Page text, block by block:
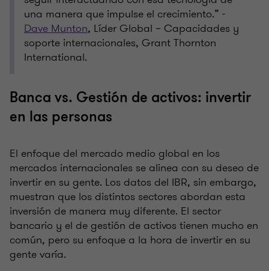
una manera que impulse el crecimiento.” -
Dave Munton, Líder Global – Capacidades y
soporte internacionales, Grant Thornton
International.
Banca vs. Gestión de activos: invertir
en las personas
El enfoque del mercado medio global en los
mercados internacionales se alinea con su deseo de
invertir en su gente. Los datos del IBR, sin embargo,
muestran que los distintos sectores abordan esta
inversión de manera muy diferente. El sector
bancario y el de gestión de activos tienen mucho en
común, pero su enfoque a la hora de invertir en su
gente varía.